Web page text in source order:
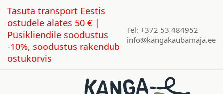
Tasuta transport Eestis
ostudele alates 50 € |
Püsikliendile soodustus
-10%, soodustus rakendub
ostukorvis
Tel: +372 53 484952
info@kangakaubamaja.ee